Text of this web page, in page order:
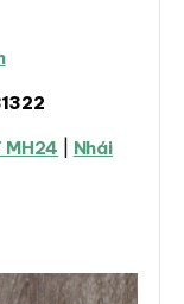
MH24
Nhái